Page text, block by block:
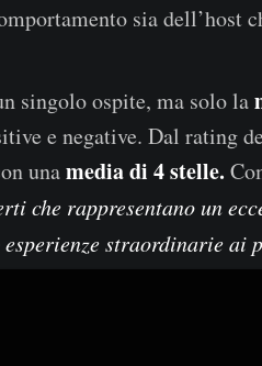
sia dell’host
singolo ospite, ma solo la
e negative. Dal rating
unamedia di 4 stelle.
che rappresentano un
straordinarie ai